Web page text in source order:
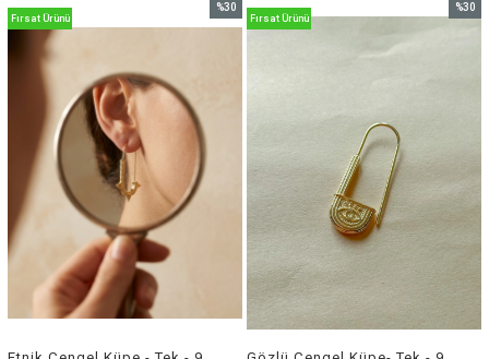
%30
İndirim
Fırsat Ürünü
%30
Fırsat Ürünü